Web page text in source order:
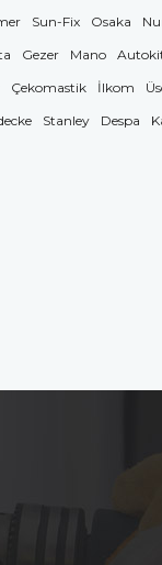
Sun-Fix Osaka
Gezer Mano
Çekomastik İlkom
Stanley Despa